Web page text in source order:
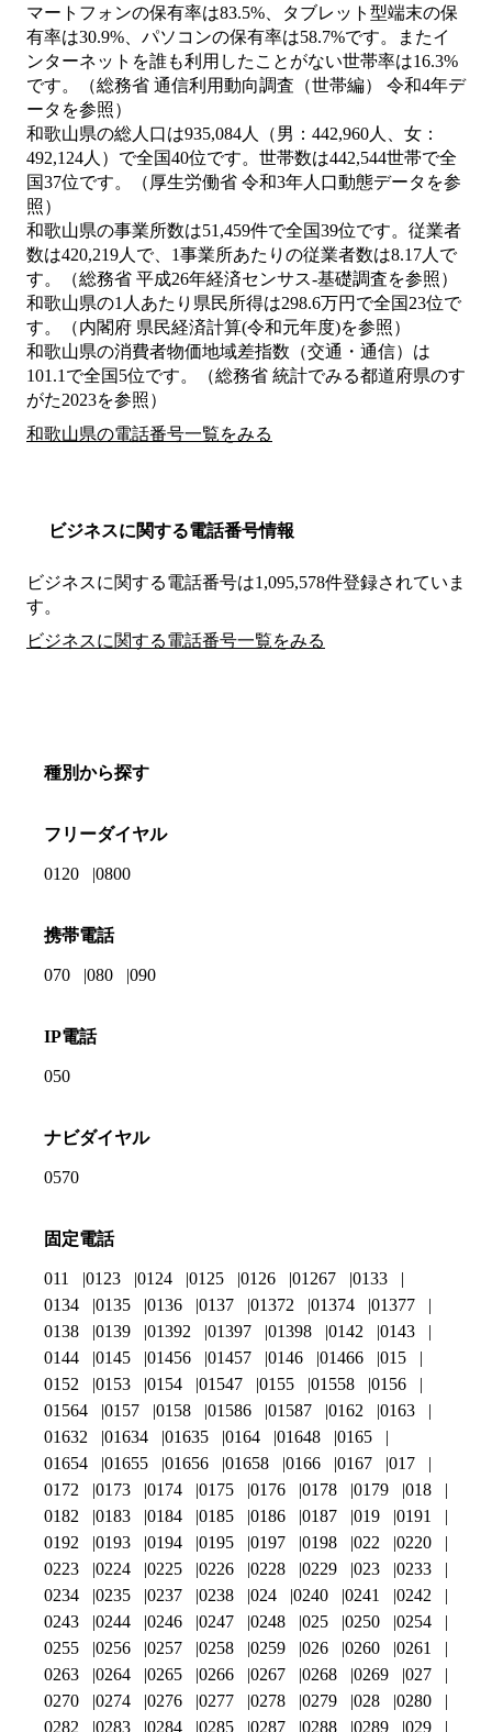
マートフォンの保有率は83.5%、タブレット型端末の保
有率は30.9%、パソコンの保有率は58.7%です。またイ
ンターネットを誰も利用したことがない世帯率は16.3%
です。（総務省 通信利用動向調査（世帯編） 令和4年デ
ータを参照）
和歌山県の総人口は935,084人（男：442,960人、女：
492,124人）で全国40位です。世帯数は442,544世帯で全
国37位です。（厚生労働省 令和3年人口動態データを参
照）
和歌山県の事業所数は51,459件で全国39位です。従業者
数は420,219人で、1事業所あたりの従業者数は8.17人で
す。（総務省 平成26年経済センサス‐基礎調査を参照）
和歌山県の1人あたり県民所得は298.6万円で全国23位で
す。（内閣府 県民経済計算(令和元年度)を参照）
和歌山県の消費者物価地域差指数（交通・通信）は
101.1で全国5位です。（総務省 統計でみる都道府県のす
がた2023を参照）
和歌山県の電話番号一覧をみる
ビジネスに関する電話番号情報
ビジネスに関する電話番号は1,095,578件登録されていま
す。
ビジネスに関する電話番号一覧をみる
種別から探す
フリーダイヤル
0120 0800
携帯電話
070 080 090
IP電話
050
ナビダイヤル
0570
固定電話
011 0123 0124 0125 0126 01267
0133
0134
0135 0136 0137 01372 01374
01377
0138
0139 01392 01397 01398 0142
0143
0144
0145 01456 01457 0146 01466
015
0152
0153 0154 01547 0155 01558
0156
01564
0157 0158 01586 01587 0162
0163
01632
01634 01635 0164 01648
0165
01654
01655 01656 01658 0166 0167
017
0172
0173 0174 0175 0176 0178 0179
018
0182
0183 0184 0185 0186 0187 019
0191
0192
0193 0194 0195 0197 0198 022
0220
0223
0224 0225 0226 0228 0229 023
0233
0234
0235 0237 0238 024 0240 0241
0242
0243
0244 0246 0247 0248 025 0250
0254
0255
0256 0257 0258 0259 026 0260
0261
0263
0264 0265 0266 0267 0268 0269
027
0270
0274 0276 0277 0278 0279 028
0280
0282
0283 0284 0285 0287 0288 0289 029